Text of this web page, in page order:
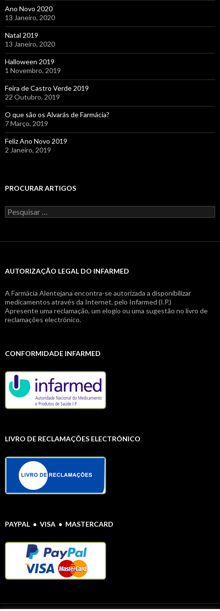
Ano Novo 2020
13 Janeiro, 2020
Natal 2019
13 Janeiro, 2020
Halloween 2019
1 Novembro, 2019
Feira de Castro Verde 2019
22 Outubro, 2019
O que são os Alvarás de Farmácia?
7 Março, 2019
Feliz Ano Novo 2019
2 Janeiro, 2019
PROCURAR ARTIGOS
Pesquisar
por:
AUTORIZAÇÃO LEGAL DO INFARMED
A Farmácia Alentejana encontra-se autorizada a disponibilizar
medicamentos através da Internet, pelo Infarmed (I.P.)
Apresente uma reclamação, um elogio ou uma sugestão no livro de
reclamações electrónico.
CONFORMIDADE INFARMED
LIVRO DE RECLAMAÇÕES ELECTRÓNICO
PAYPAL • VISA • MASTERCARD